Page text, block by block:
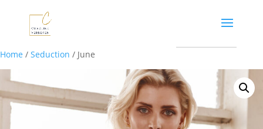
Home / Seduction / June